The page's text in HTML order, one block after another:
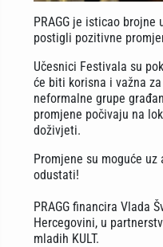
PRAGG je isticao
postigli pozitivne
Učesnici Festivala su
će biti korisna i važna
neformalne grupe
promjene počivaju na
doživjeti.
Promjene su moguće
odustati!
PRAGG financira Vlada
Hercegovini, u
mladih KULT.